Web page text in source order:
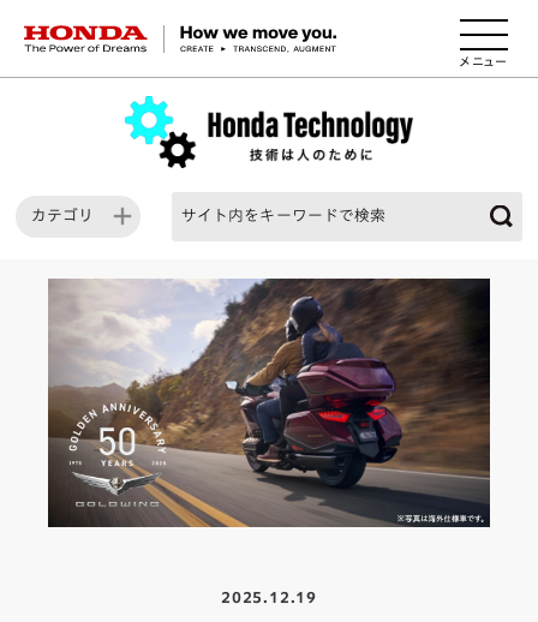
HONDA The Power of Dreams
カテゴリ
2025.12.19